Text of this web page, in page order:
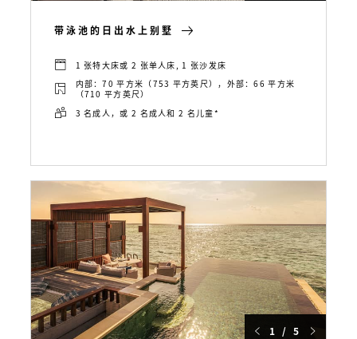
带泳池的日出水上别墅
1 张特大床或 2 张单人床, 1 张沙发床
内部：70 平方米（753 平方英尺），外部：66 平方米
（710 平方英尺）
3 名成人，或 2 名成人和 2 名儿童*
1 / 5